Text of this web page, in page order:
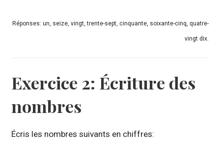
Réponses: un, seize, vingt, trente-sept, cinquante, soixante-cinq, quatre-
vingt dix.
Exercice 2: Écriture des
nombres
Écris les nombres suivants en chiffres: